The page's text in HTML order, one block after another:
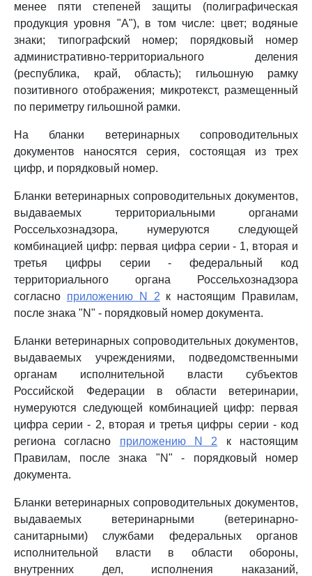
менее пяти степеней защиты (полиграфическая
продукция уровня "A"), в том числе: цвет; водяные
знаки; типографский номер; порядковый номер
административно-территориального деления
(республика, край, область); гильошную рамку
позитивного отображения; микротекст, размещенный
по периметру гильошной рамки.
На бланки ветеринарных сопроводительных
документов наносятся серия, состоящая из трех
цифр, и порядковый номер.
Бланки ветеринарных сопроводительных документов,
выдаваемых территориальными органами
Россельхознадзора, нумеруются следующей
комбинацией цифр: первая цифра серии - 1, вторая и
третья цифры серии - федеральный код
территориального органа Россельхознадзора
согласно приложению N 2 к настоящим Правилам,
после знака "N" - порядковый номер документа.
Бланки ветеринарных сопроводительных документов,
выдаваемых учреждениями, подведомственными
органам исполнительной власти субъектов
Российской Федерации в области ветеринарии,
нумеруются следующей комбинацией цифр: первая
цифра серии - 2, вторая и третья цифры серии - код
региона согласно приложению N 2 к настоящим
Правилам, после знака "N" - порядковый номер
документа.
Бланки ветеринарных сопроводительных документов,
выдаваемых ветеринарными (ветеринарно-
санитарными) службами федеральных органов
исполнительной власти в области обороны,
внутренних дел, исполнения наказаний,